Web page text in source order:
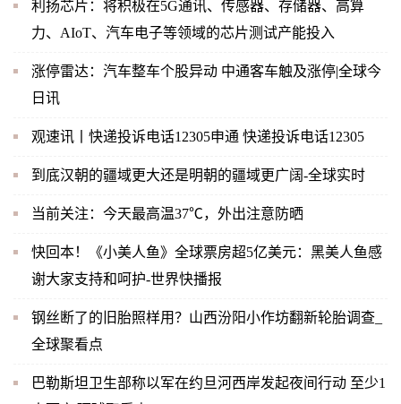
利扬芯片：将积极在5G通讯、传感器、存储器、高算
力、AIoT、汽车电子等领域的芯片测试产能投入
涨停雷达：汽车整车个股异动 中通客车触及涨停|全球今
日讯
观速讯丨快递投诉电话12305申通 快递投诉电话12305
到底汉朝的疆域更大还是明朝的疆域更广阔-全球实时
当前关注：今天最高温37℃，外出注意防晒
快回本！《小美人鱼》全球票房超5亿美元：黑美人鱼感
谢大家支持和呵护-世界快播报
钢丝断了的旧胎照样用？山西汾阳小作坊翻新轮胎调查_
全球聚看点
巴勒斯坦卫生部称以军在约旦河西岸发起夜间行动 至少1